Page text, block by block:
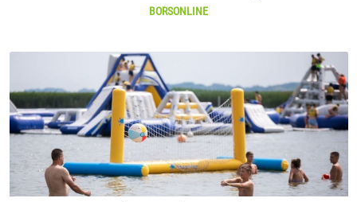
BORSONLINE